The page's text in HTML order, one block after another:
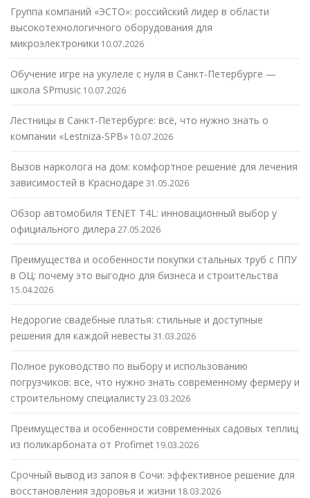
Группа компаний «ЭСТО»: российский лидер в области
высокотехнологичного оборудования для
микроэлектроники 10.07.2026
Обучение игре на укулеле с нуля в Санкт-Петербурге —
школа SPmusic 10.07.2026
Лестницы в Санкт-Петербурге: всё, что нужно знать о
компании «Lestniza-SPB» 10.07.2026
Вызов нарколога на дом: комфортное решение для лечения
зависимостей в Краснодаре 31.05.2026
Обзор автомобиля TENET T4L: инновационный выбор у
официального дилера 27.05.2026
Преимущества и особенности покупки стальных труб с ППУ
в ОЦ: почему это выгодно для бизнеса и строительства
15.04.2026
Недорогие свадебные платья: стильные и доступные
решения для каждой невесты 31.03.2026
Полное руководство по выбору и использованию
погрузчиков: все, что нужно знать современному фермеру и
строительному специалисту23.03.2026
Преимущества и особенности современных садовых теплиц
из поликарбоната от Profimet 19.03.2026
Срочный вывод из запоя в Сочи: эффективное решение для
восстановления здоровья и жизни 18.03.2026